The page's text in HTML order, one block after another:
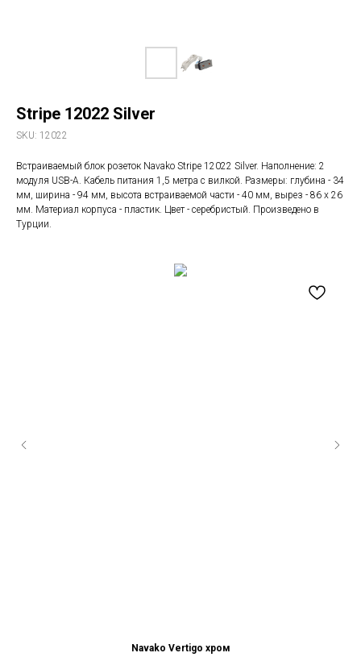
Stripe 12022 Silver
SKU: 12022
Встраиваемый блок розеток Navako Stripe 12022 Silver. Наполнение: 2
модуля USB-A. Кабель питания 1,5 метра с вилкой. Размеры: глубина - 34
мм, ширина - 94 мм, высота встраиваемой части - 40 мм, вырез - 86 х 26
мм. Материал корпуса - пластик. Цвет - серебристый. Произведено в
Турции.
Navako Vertigo хром